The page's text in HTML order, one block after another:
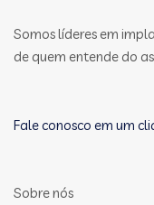
Somos líderes em
de quem entende do
Fale conosco em um
Sobre nós